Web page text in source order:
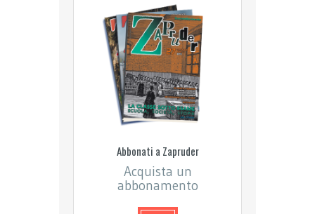
Abbonati a Zapruder
Acquista un
abbonamento